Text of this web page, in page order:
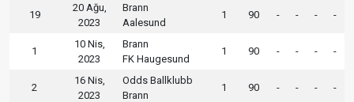
19
20 Ağu,
2023
Brann
Aalesund
1 90 - - - -
1
10 Nis,
2023
Brann
FK Haugesund
1 90 - - - -
2
16 Nis,
2023
Odds Ballklubb
Brann
1 90 - - - -